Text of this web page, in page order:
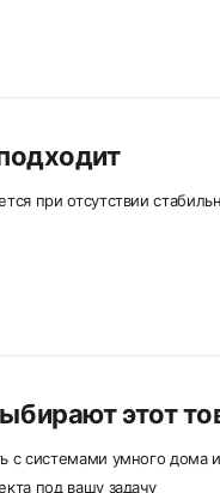
при отсутствии
этот
с системами умного дома
под вашу задачу